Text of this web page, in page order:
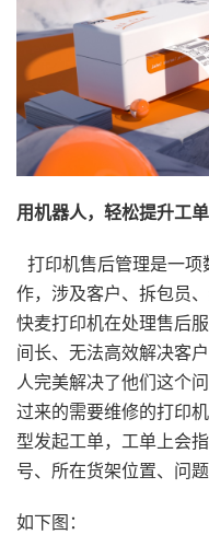
用机器人，轻松提升工
打印机售后管理是一项
作，涉及客户、拆包员
快麦打印机在处理售后
间长、无法高效解决客
人完美解决了他们这个
过来的需要维修的打印
型发起工单，工单上会
号、所在货架位置、
如下图：